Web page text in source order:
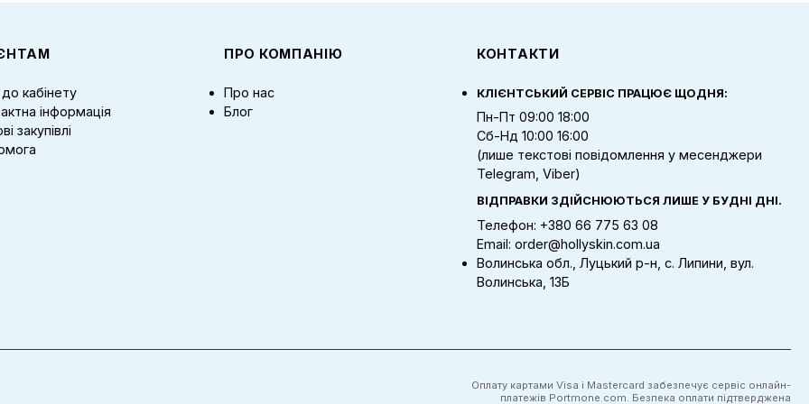
кабінету
інформація
закупівлі
ПРО КОМПАНІЮ
Про нас
Блог
КОНТАКТИ
КЛІЄНТСЬКИЙ СЕРВІС ПРАЦЮЄ ЩОДНЯ:
Пн-Пт 09:00 18:00
Сб-Нд 10:00 16:00
(лише текстові повідомлення у месенджери
Telegram, Viber)
ВІДПРАВКИ ЗДІЙСНЮЮТЬСЯ ЛИШЕ У БУДНІ ДНІ.
Телефон: +380 66 775 63 08
Email: order@hollyskin.com.ua
Волинська обл., Луцький р-н, с. Липини, вул.
Волинська, 13Б
Оплату картами Visa і Mastercard забезпечує сервіс онлайн-
платежів Portmone.com. Безпека оплати підтверджена